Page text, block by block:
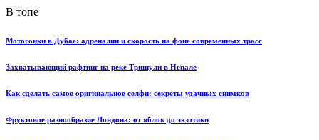
В топе
Мотогонки в Дубае: адреналин и скорость на фоне современных трасс
Захватывающий рафтинг на реке Тришули в Непале
Как сделать самое оригинальное селфи: секреты удачных снимков
Фруктовое разнообразие Лондона: от яблок до экзотики